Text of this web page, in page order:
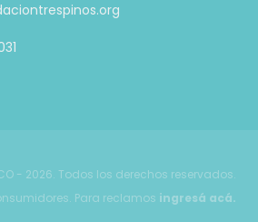
- 2026. Todos los derechos reservados.
Para reclamos ingresá acá.